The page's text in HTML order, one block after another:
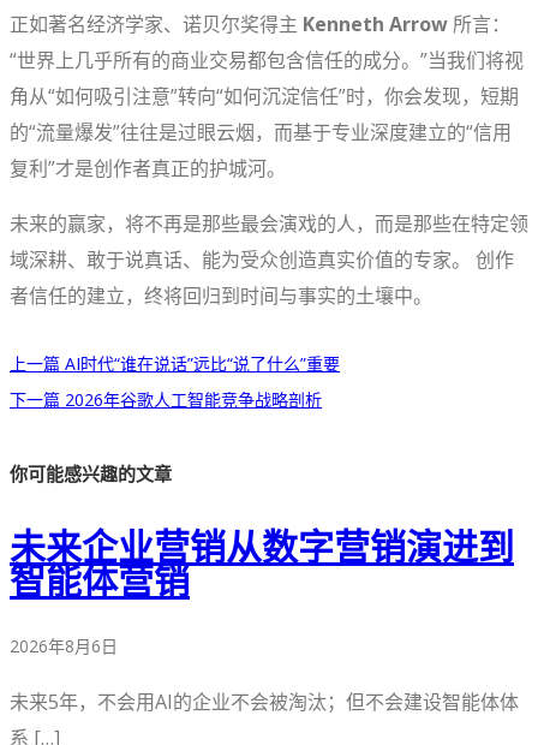
正如著名经济学家、诺贝尔奖得主 Kenneth Arrow 所言：
“世界上几乎所有的商业交易都包含信任的成分。”当我们将视
角从“如何吸引注意”转向“如何沉淀信任”时，你会发现，短期
的“流量爆发”往往是过眼云烟，而基于专业深度建立的“信用
复利”才是创作者真正的护城河。
未来的赢家，将不再是那些最会演戏的人，而是那些在特定领
域深耕、敢于说真话、能为受众创造真实价值的专家。 创作
者信任的建立，终将回归到时间与事实的土壤中。
上一篇 AI时代“谁在说话”远比“说了什么”重要
下一篇 2026年谷歌人工智能竞争战略剖析
你可能感兴趣的文章
未来企业营销从数字营销演进到
智能体营销
2026年8月6日
未来5年，不会用AI的企业不会被淘汰；但不会建设智能体体
系 […]